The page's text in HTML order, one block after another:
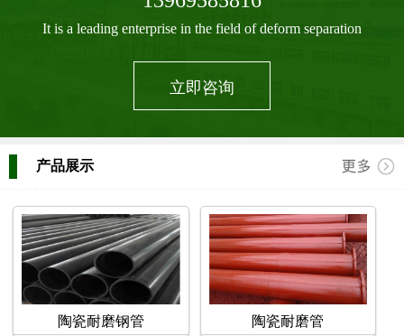
It is a leading enterprise in the field of deform separation
立即咨询
产品展示
陶瓷耐磨钢管 陶瓷耐磨管